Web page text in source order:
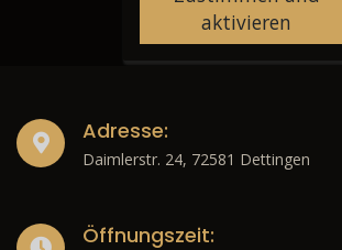
aktivieren
Adresse:
Daimlerstr. 24, 72581 Dettingen
Öffnungszeit: